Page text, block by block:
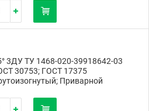
3ДУ ТУ 1468-020-39918642-03
30753; ГОСТ 17375
Приварной